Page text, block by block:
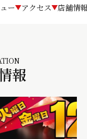
ー アクセス 店舗情
報